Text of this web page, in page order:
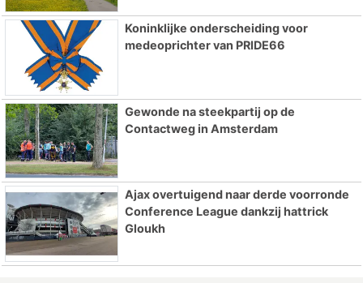
Koninklijke onderscheiding voor
medeoprichter van PRIDE66
Gewonde na steekpartij op de
Contactweg in Amsterdam
Ajax overtuigend naar derde voorronde
Conference League dankzij hattrick
Gloukh